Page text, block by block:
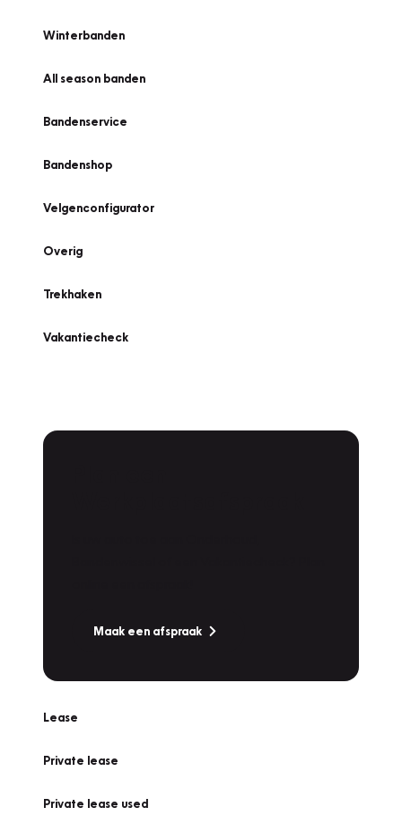
Winterbanden
All season banden
Bandenservice
Bandenshop
Velgenconfigurator
Overig
Trekhaken
Vakantiecheck
Maak een afspraak
Lease
Private lease
Private lease used